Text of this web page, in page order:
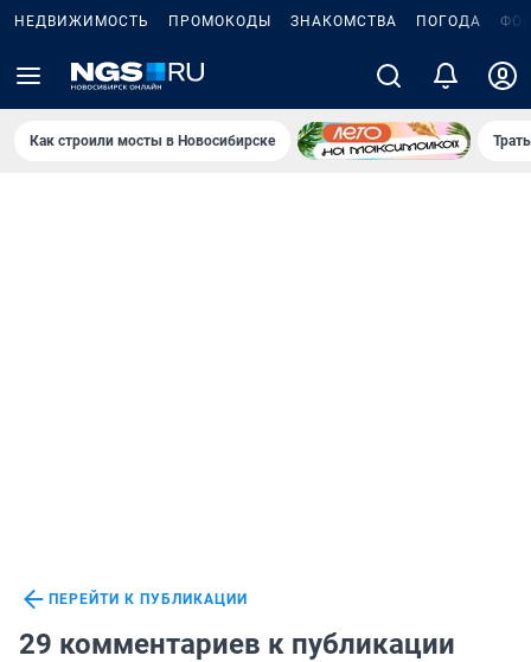
НЕДВИЖИМОСТЬ ПРОМОКОДЫ ЗНАКОМСТВА ПОГОДА
Как строили мосты в Новосибирске
ПЕРЕЙТИ К ПУБЛИКАЦИИ
29 комментариев к публикации